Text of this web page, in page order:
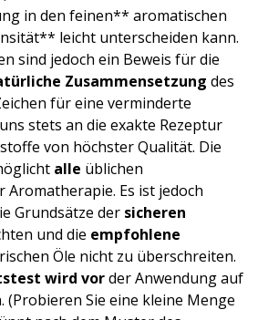
in den feinen** aromatischen
leicht unterscheiden kann.
sind jedoch ein Beweis für die
Zusammensetzung des
für eine verminderte
stets an die exakte Rezeptur
von höchster Qualität. Die
alle üblichen
Aromatherapie. Es ist jedoch
Grundsätze der sicheren
und die empfohlene
Öle nicht zu überschreiten.
wird vorder Anwendung auf
(Probieren Sie eine kleine Menge